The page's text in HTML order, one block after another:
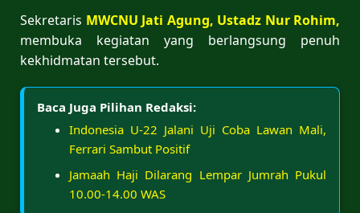
Sekretaris MWCNU Jati Agung, Ustadz Nur Rohim,
membuka kegiatan yang berlangsung penuh
kekhidmatan tersebut.
Baca Juga Pilihan Redaksi:
Indonesia U-22 Jalani Uji Coba Lawan Mali,
Ferrari Sambut Positif
Jamaah Haji Dilarang Lempar Jumrah Pukul
10.00-14.00 WAS